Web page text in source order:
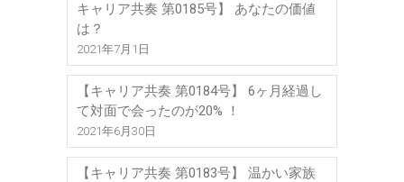
キャリア共奏 第0185号】 あなたの価値
は？
2021年7月1日
【キャリア共奏 第0184号】 6ヶ月経過し
て対面で会ったのが20% ！
2021年6月30日
【キャリア共奏 第0183号】 温かい家族